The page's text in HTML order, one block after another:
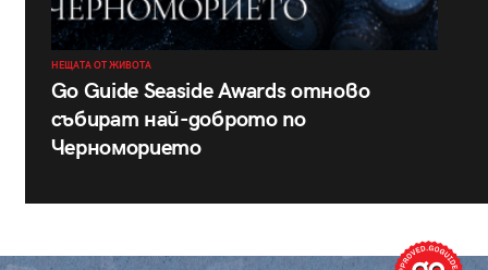
НЕЩАТА ОТ ЖИВОТА
Go Guide Seaside Awards отново
събират най-доброто по
Черноморието